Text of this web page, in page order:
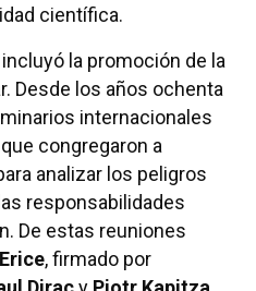
científica.
la promoción de la
Desde los años ochenta
internacionales
que congregaron a
analizar los peligros
responsabilidades
De estas reuniones
, firmado por